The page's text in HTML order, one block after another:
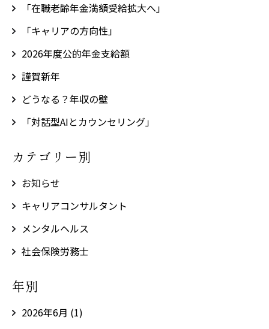
「在職老齢年金満額受給拡大へ」
「キャリアの方向性」
2026年度公的年金支給額
謹賀新年
どうなる？年収の壁
「対話型AIとカウンセリング」
カテゴリー別
お知らせ
キャリアコンサルタント
メンタルヘルス
社会保険労務士
年別
2026年6月 (1)